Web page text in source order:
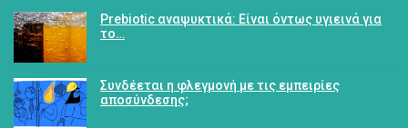
Prebiotic αναψυκτικά: Είναι όντως υγιεινά για
το…
Συνδέεται η φλεγμονή με τις εμπειρίες
αποσύνδεσης;